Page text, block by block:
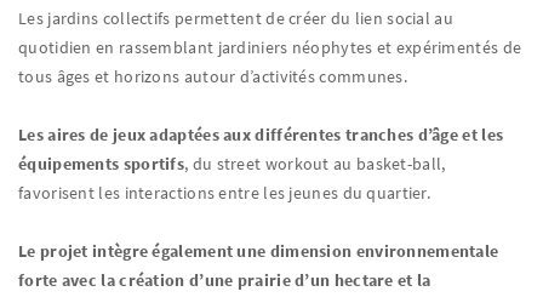
Les jardins collectifs permettent de créer du lien social au
quotidien en rassemblant jardiniers néophytes et expérimentés de
tous âges et horizons autour d’activités communes.
Les aires de jeux adaptées aux différentes tranches d’âge et les
équipements sportifs, du street workout au basket-ball,
favorisent les interactions entre les jeunes du quartier.
Le projet intègre également une dimension environnementale
forte avec la création d’une prairie d’un hectare et la